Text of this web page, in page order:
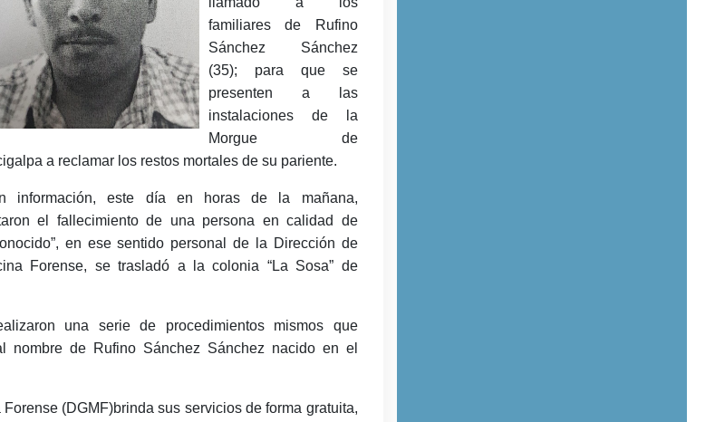
familiares de Rufino
Sánchez Sánchez
(35); para que se
presenten a las
instalaciones de la
Morgue de
a reclamar los restos mortales de su pariente.
información, este día en horas de la mañana,
el fallecimiento de una persona en calidad de
en ese sentido personal de la Dirección de
Forense, se trasladó a la colonia “La Sosa” de
una serie de procedimientos mismos que
nombre de Rufino Sánchez Sánchez nacido en el
(DGMF)brinda sus servicios de forma gratuita,